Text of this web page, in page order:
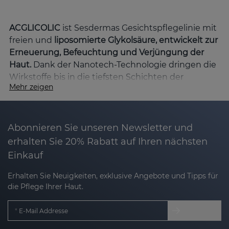
ACGLICOLIC ist Sesdermas Gesichtspflegelinie mit
freien und
liposomierte Glykolsäure, entwickelt zur
Erneuerung, Befeuchtung und Verjüngung der
Haut. Dank der Nanotech-Technologie dringen die
Wirkstoffe bis in die tiefsten Schichten der
Epidermis vor und gewährleisten so maximale
Wirksamkeit bei hoher Verträglichkeit.
Hauptvorteile der ACGLICOLIC-Linie
Zellerneuerung
entfernt abgestorbene Zellen und stimuliert
die Regeneration.
Tiefe Feuchtigkeitsversorgung: Inhaltsstoffe
wie Hyaluronsäure und Vitamin E halten die
Mehr zeigen
Abonnieren Sie unseren Newsletter und
erhalten Sie 20% Rabatt auf Ihren nächsten
Einkauf
Erhalten Sie Neuigkeiten, exklusive Angebote und Tipps für
die Pflege Ihrer Haut.
E-Mail Addresse